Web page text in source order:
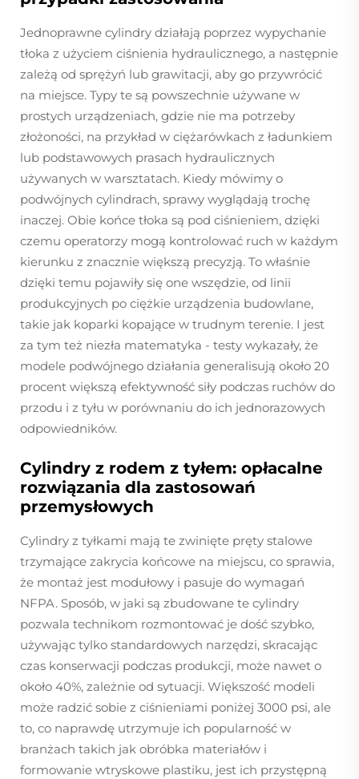
Jednoprawne cylindry działają poprzez wypychanie
tłoka z użyciem ciśnienia hydraulicznego, a następnie
zależą od sprężyń lub grawitacji, aby go przywrócić
na miejsce. Typy te są powszechnie używane w
prostych urządzeniach, gdzie nie ma potrzeby
złożoności, na przykład w ciężarówkach z ładunkiem
lub podstawowych prasach hydraulicznych
używanych w warsztatach. Kiedy mówimy o
podwójnych cylindrach, sprawy wyglądają trochę
inaczej. Obie końce tłoka są pod ciśnieniem, dzięki
czemu operatorzy mogą kontrolować ruch w każdym
kierunku z znacznie większą precyzją. To właśnie
dzięki temu pojawiły się one wszędzie, od linii
produkcyjnych po ciężkie urządzenia budowlane,
takie jak koparki kopające w trudnym terenie. I jest
za tym też niezła matematyka - testy wykazały, że
modele podwójnego działania generalisują około 20
procent większą efektywność siły podczas ruchów do
przodu i z tyłu w porównaniu do ich jednorazowych
odpowiedników.
Cylindry z rodem z tyłem: opłacalne
rozwiązania dla zastosowań
przemysłowych
Cylindry z tyłkami mają te zwinięte pręty stalowe
trzymające zakrycia końcowe na miejscu, co sprawia,
że montaż jest modułowy i pasuje do wymagań
NFPA. Sposób, w jaki są zbudowane te cylindry
pozwala technikom rozmontować je dość szybko,
używając tylko standardowych narzędzi, skracając
czas konserwacji podczas produkcji, może nawet o
około 40%, zależnie od sytuacji. Większość modeli
może radzić sobie z ciśnieniami poniżej 3000 psi, ale
to, co naprawdę utrzymuje ich popularność w
branżach takich jak obróbka materiałów i
formowanie wtryskowe plastiku, jest ich przystępną